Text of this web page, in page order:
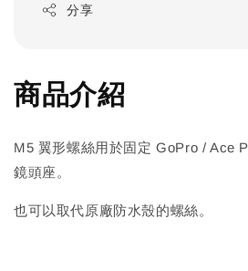
分享
商品介紹
M5 翼形螺絲用於固定 GoPro / Ace
鏡頭座。
也可以取代原廠防水殼的螺絲。